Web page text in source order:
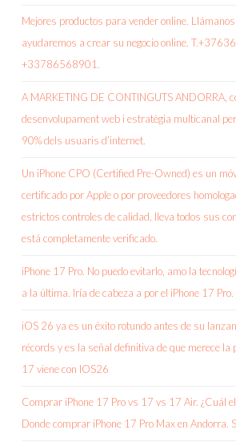
Mejores productos para vender online.
ayudaremos a crear su negocio online.
+33786568901.
A MARKETING DE CONTINGUTS ANDORRA,
desenvolupament web i estratègia multicanal
90% dels usuaris d’internet.
Un iPhone CPO (Certified Pre-Owned) es un
certificado por Apple o por proveedores
estrictos controles de calidad, lleva todos sus
está completamente verificado.
iPhone 17 Pro. No puedo evitarlo, amo la
a la última. Iría de cabeza a por el iPhone 17 Pro.
iOS 26 ya es un éxito rotundo antes de su
récords y es la señal definitiva de que merece la
17 viene con IOS26
Comprar iPhone 17 Pro vs 17 vs 17 Air. ¿Cuál
Donde comprar iPhone 17 Pro Max en Andorra.